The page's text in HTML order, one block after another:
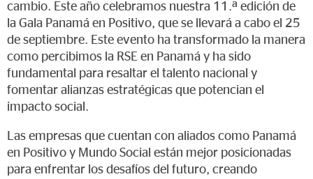
cambio. Este año celebramos nuestra 11.ª edición de
la Gala Panamá en Positivo, que se llevará a cabo el 25
de septiembre. Este evento ha transformado la manera
como percibimos la RSE en Panamá y ha sido
fundamental para resaltar el talento nacional y
fomentar alianzas estratégicas que potencian el
impacto social.
Las empresas que cuentan con aliados como Panamá
en Positivo y Mundo Social están mejor posicionadas
para enfrentar los desafíos del futuro, creando